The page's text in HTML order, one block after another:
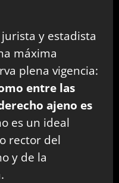
y estadista
máxima
plena vigencia:
entre las
ajeno es
es un ideal
rector del
y de la